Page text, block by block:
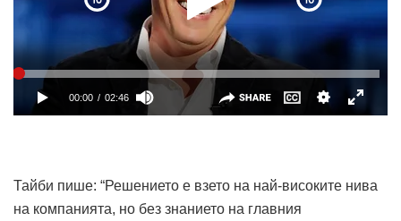
Тайби пише: “Решението е взето на най-високите нива
на компанията, но без знанието на главния